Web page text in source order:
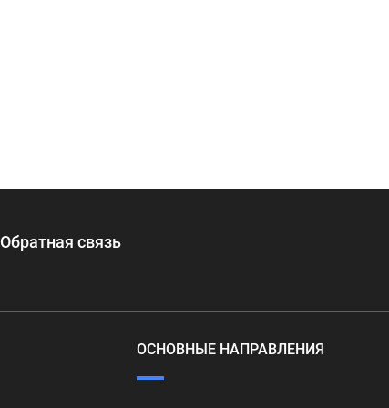
Обратная связь
ОСНОВНЫЕ НАПРАВЛЕНИЯ